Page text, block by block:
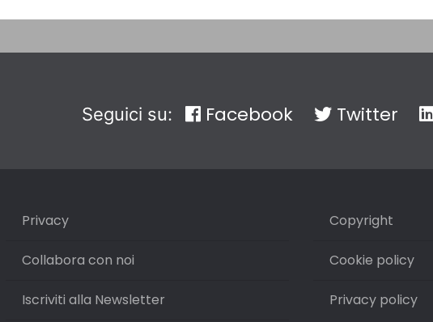
Seguici su: Facebook Twitter
Privacy
Collabora con noi
Iscriviti alla Newsletter
Copyright
Cookie policy
Privacy policy